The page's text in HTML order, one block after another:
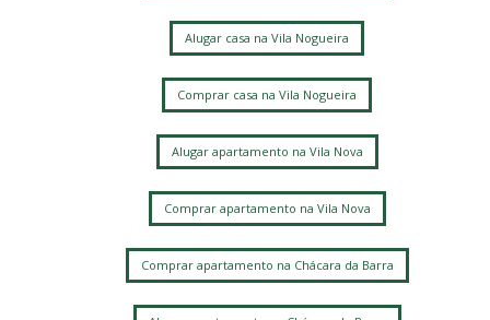
Alugar casa na Vila Nogueira
Comprar casa na Vila Nogueira
Alugar apartamento na Vila Nova
Comprar apartamento na Vila Nova
Comprar apartamento na Chácara da Barra